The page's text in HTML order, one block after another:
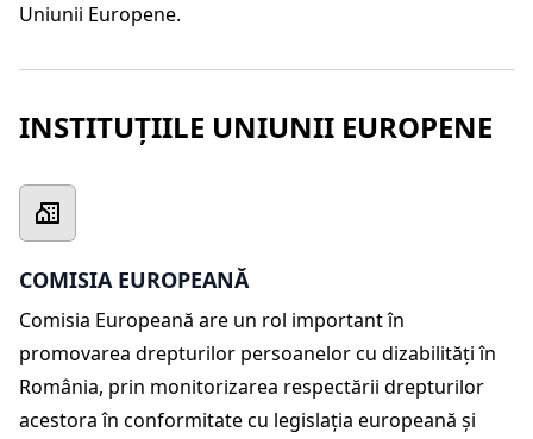
Uniunii Europene.
INSTITUȚIILE UNIUNII EUROPENE
COMISIA EUROPEANĂ
Comisia Europeană are un rol important în
promovarea drepturilor persoanelor cu dizabilități în
România, prin monitorizarea respectării drepturilor
acestora în conformitate cu legislația europeană și